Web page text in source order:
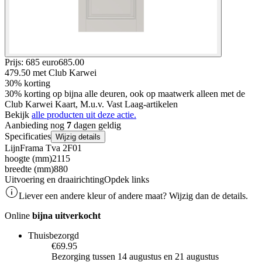
Prijs: 685 euro685.00
479.50 met Club Karwei
30% korting
30% korting op bijna alle deuren, ook op maatwerk alleen met de
Club Karwei Kaart, M.u.v. Vast Laag-artikelen
Bekijk alle producten uit deze actie.
Aanbieding nog 7 dagen geldig
Specificaties Wijzig details
LijnFrama Tva 2F01
hoogte (mm)2115
breedte (mm)880
Uitvoering en draairichtingOpdek links
Liever een andere kleur of andere maat? Wijzig dan de details.
Online bijna uitverkocht
Thuisbezorgd
€69.95
Bezorging tussen 14 augustus en 21 augustus